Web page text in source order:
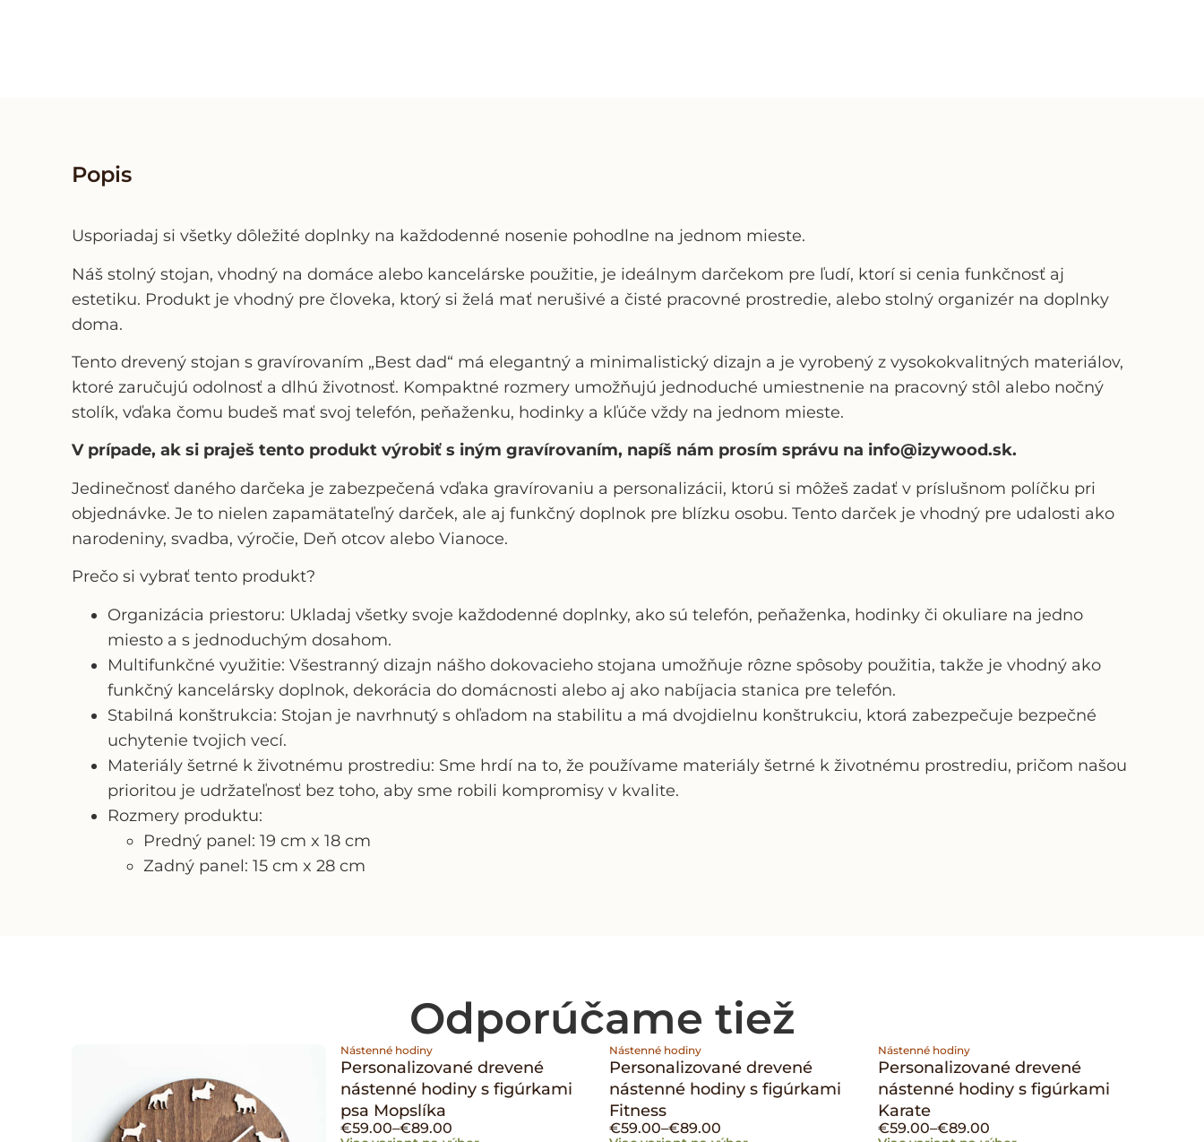
Popis
Usporiadaj si všetky dôležité doplnky na každodenné nosenie pohodlne na jednom mieste.
Náš stolný stojan, vhodný na domáce alebo kancelárske použitie, je ideálnym darčekom pre ľudí, ktorí si cenia funkčnosť aj
estetiku. Produkt je vhodný pre človeka, ktorý si želá mať nerušivé a čisté pracovné prostredie, alebo stolný organizér na doplnky
doma.
Tento drevený stojan s gravírovaním „Best dad“ má elegantný a minimalistický dizajn a je vyrobený z vysokokvalitných materiálov,
ktoré zaručujú odolnosť a dlhú životnosť. Kompaktné rozmery umožňujú jednoduché umiestnenie na pracovný stôl alebo nočný
stolík, vďaka čomu budeš mať svoj telefón, peňaženku, hodinky a kľúče vždy na jednom mieste.
V prípade, ak si praješ tento produkt výrobiť s iným gravírovaním, napíš nám prosím správu na info@izywood.sk.
Jedinečnosť daného darčeka je zabezpečená vďaka gravírovaniu a personalizácii, ktorú si môžeš zadať v príslušnom políčku pri
objednávke. Je to nielen zapamätateľný darček, ale aj funkčný doplnok pre blízku osobu. Tento darček je vhodný pre udalosti ako
narodeniny, svadba, výročie, Deň otcov alebo Vianoce.
Prečo si vybrať tento produkt?
Organizácia priestoru: Ukladaj všetky svoje každodenné doplnky, ako sú telefón, peňaženka, hodinky či okuliare na jedno
miesto a s jednoduchým dosahom.
Multifunkčné využitie: Všestranný dizajn nášho dokovacieho stojana umožňuje rôzne spôsoby použitia, takže je vhodný ako
funkčný kancelársky doplnok, dekorácia do domácnosti alebo aj ako nabíjacia stanica pre telefón.
Stabilná konštrukcia: Stojan je navrhnutý s ohľadom na stabilitu a má dvojdielnu konštrukciu, ktorá zabezpečuje bezpečné
uchytenie tvojich vecí.
Materiály šetrné k životnému prostrediu: Sme hrdí na to, že používame materiály šetrné k životnému prostrediu, pričom našou
prioritou je udržateľnosť bez toho, aby sme robili kompromisy v kvalite.
Rozmery produktu:
Predný panel: 19 cm x 18 cm
Zadný panel: 15 cm x 28 cm
Odporúčame tiež
Nástenné hodiny
Personalizované drevené
nástenné hodiny s figúrkami
psa Mopslíka
€59.00–€89.00
Nástenné hodiny
Personalizované drevené
nástenné hodiny s figúrkami
Fitness
€59.00–€89.00
Nástenné hodiny
Personalizované drevené
nástenné hodiny s figúrkami
Karate
€59.00–€89.00